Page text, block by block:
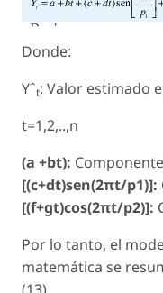
Donde:
Yˆt: Valor estimado
t=1,2,..,n
(a +bt):
[(c+dt)sen(2πt/p1)]:
[(f+gt)cos(2πt/p2)]:
Por lo tanto, el
matemática se